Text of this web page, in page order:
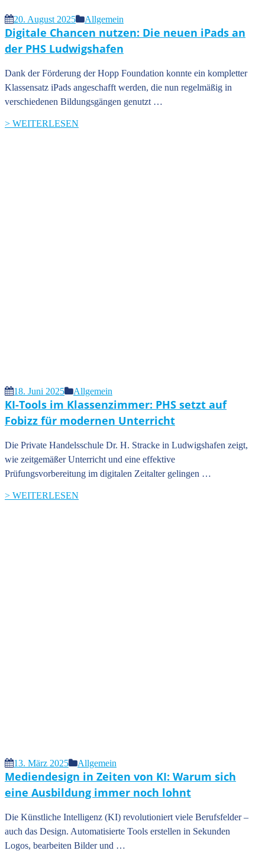
20. August 2025 Allgemein
Digitale Chancen nutzen: Die neuen iPads an
der PHS Ludwigshafen
Dank der Förderung der Hopp Foundation konnte ein kompletter
Klassensatz iPads angeschafft werden, die nun regelmäßig in
verschiedenen Bildungsgängen genutzt …
> WEITERLESEN
18. Juni 2025 Allgemein
KI-Tools im Klassenzimmer: PHS setzt auf
Fobizz für modernen Unterricht
Die Private Handelsschule Dr. H. Stracke in Ludwigshafen zeigt,
wie zeitgemäßer Unterricht und eine effektive
Prüfungsvorbereitung im digitalen Zeitalter gelingen …
> WEITERLESEN
13. März 2025 Allgemein
Mediendesign in Zeiten von KI: Warum sich
eine Ausbildung immer noch lohnt
Die Künstliche Intelligenz (KI) revolutioniert viele Berufsfelder –
auch das Design. Automatisierte Tools erstellen in Sekunden
Logos, bearbeiten Bilder und …